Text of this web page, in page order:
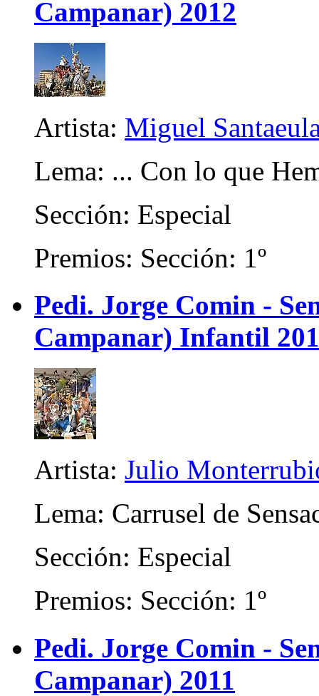
Campanar) 2012
Artista: Miguel
Lema: ... Con lo que
Sección: Especial
Premios: Sección: 1º
Pedi. Jorge Comin -
Campanar) Infantil
Artista: Julio
Lema: Carrusel de
Sección: Especial
Premios: Sección: 1º
Pedi. Jorge Comin -
Campanar) 2011